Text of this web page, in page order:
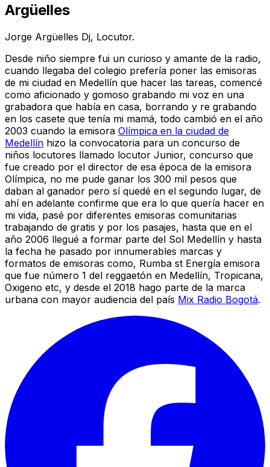
Argüelles
Jorge Argüelles Dj, Locutor.
Desde niño siempre fui un curioso y amante de la radio,
cuando llegaba del colegio prefería poner las emisoras
de mi ciudad en Medellín que hacer las tareas, comencé
como aficionado y gomoso grabando mi voz en una
grabadora que había en casa, borrando y re grabando
en los casete que tenía mi mamá, todo cambió en el año
2003 cuando la emisora Olímpica en la ciudad de
Medellín hizo la convocatoria para un concurso de
niños locutores llamado locutor Junior, concurso que
fue creado por el director de esa época de la emisora
Olímpica, no me pude ganar los 300 mil pesos que
daban al ganador pero sí quedé en el segundo lugar, de
ahí en adelante confirme que era lo que quería hacer en
mi vida, pasé por diferentes emisoras comunitarias
trabajando de gratis y por los pasajes, hasta que en el
año 2006 llegué a formar parte del Sol Medellín y hasta
la fecha he pasado por innumerables marcas y
formatos de emisoras como, Rumba st Energía emisora
que fue número 1 del reggaetón en Medellín, Tropicana,
Oxigeno etc, y desde el 2018 hago parte de la marca
urbana con mayor audiencia del país Mix Radio Bogotá.